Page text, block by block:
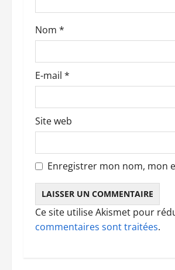
a
r
t
i
c
l
e
Nom *
E-mail *
Site web
Enregistrer mon nom, mon
Ce site utilise Akismet pour
commentaires sont traitées.